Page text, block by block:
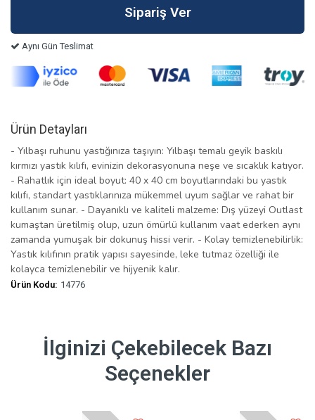
Aynı Gün Teslimat
Ürün Detayları
- Yılbaşı ruhunu yastığınıza taşıyın: Yılbaşı temalı geyik baskılı
kırmızı yastık kılıfı, evinizin dekorasyonuna neşe ve sıcaklık katıyor.
- Rahatlık için ideal boyut: 40 x 40 cm boyutlarındaki bu yastık
kılıfı, standart yastıklarınıza mükemmel uyum sağlar ve rahat bir
kullanım sunar. - Dayanıklı ve kaliteli malzeme: Dış yüzeyi Outlast
kumaştan üretilmiş olup, uzun ömürlü kullanım vaat ederken aynı
zamanda yumuşak bir dokunuş hissi verir. - Kolay temizlenebilirlik:
Yastık kılıfının pratik yapısı sayesinde, leke tutmaz özelliği ile
kolayca temizlenebilir ve hijyenik kalır.
Ürün Kodu: 14776
İlginizi Çekebilecek Bazı
Seçenekler